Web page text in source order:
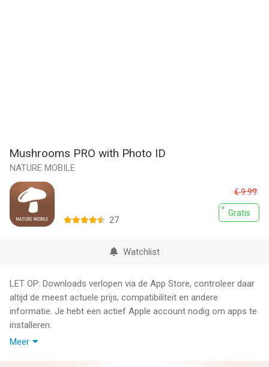
Mushrooms PRO with Photo ID
NATURE MOBILE
€ 9.99
Gratis
27
Watchlist
LET OP: Downloads verlopen via de App Store, controleer daar
altijd de meest actuele prijs, compatibiliteit en andere
informatie. Je hebt een actief Apple account nodig om apps te
installeren.
Meer